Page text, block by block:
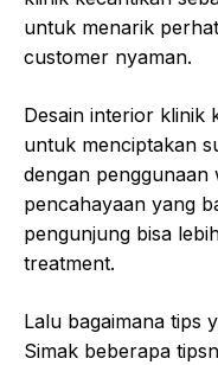
untuk menarik
customer nyaman.
Desain interior klinik
untuk menciptakan
dengan
pencahayaan yang
pengunjung bisa
treatment.
Lalu bagaimana tips
Simak beberapa